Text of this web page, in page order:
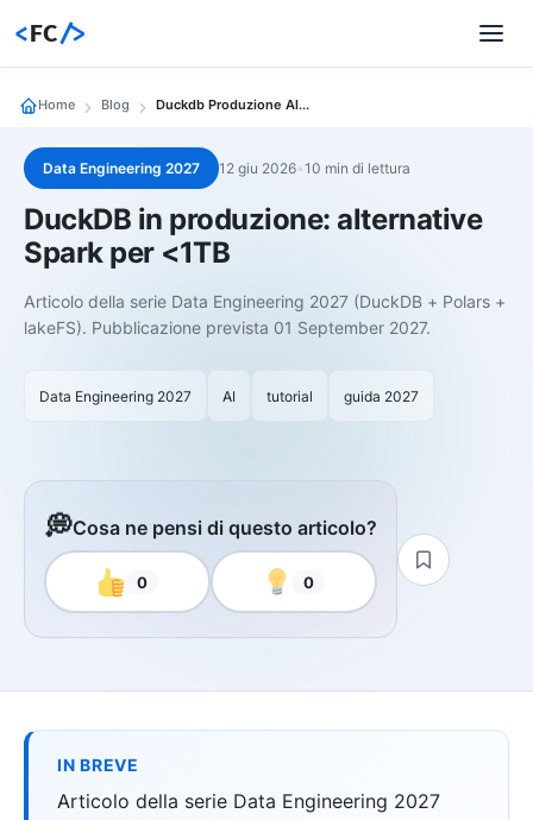
<FC/>
Home Blog Duckdb Produzione Alternative Spark
Data Engineering 2027 12 giu 2026•10 min di lettura
DuckDB in produzione: alternative
Spark per <1TB
Articolo della serie Data Engineering 2027 (DuckDB + Polars +
lakeFS). Pubblicazione prevista 01 September 2027.
Data Engineering 2027 AI tutorial guida 2027
💭Cosa ne pensi di questo articolo?
0 0
IN BREVE
Articolo della serie Data Engineering 2027